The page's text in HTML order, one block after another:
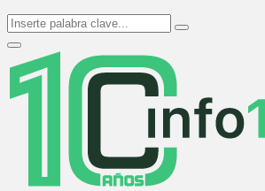
Search
for:
Search
Primary
Menu